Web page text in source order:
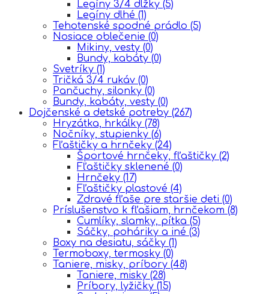
Legíny 3/4 dlžky (5)
Legíny dlhé (1)
Tehotenské spodné prádlo (5)
Nosiace oblečenie (0)
Mikiny, vesty (0)
Bundy, kabáty (0)
Svetríky (1)
Tričká 3/4 rukáv (0)
Pančuchy, silonky (0)
Bundy, kabáty, vesty (0)
Dojčenské a detské potreby (267)
Hryzátka, hrkálky (78)
Nočníky, stupienky (6)
Fľaštičky a hrnčeky (24)
Športové hrnčeky, fľaštičky (2)
Fľaštičky sklenené (0)
Hrnčeky (17)
Fľaštičky plastové (4)
Zdravé fľaše pre staršie deti (0)
Príslušenstvo k fľašiam, hrnčekom (8)
Cumlíky, slamky, pítka (5)
Sáčky, poháriky a iné (3)
Boxy na desiatu, sáčky (1)
Termoboxy, termosky (0)
Taniere, misky, príbory (48)
Taniere, misky (28)
Príbory, lyžičky (15)